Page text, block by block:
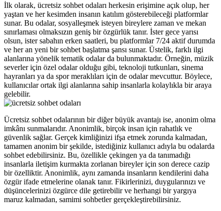
İlk olarak, ücretsiz sohbet odaları herkesin erişimine açık olup, her
yaştan ve her kesimden insanın katılım gösterebileceği platformlar
sunar. Bu odalar, sosyalleşmek isteyen bireylere zaman ve mekan
sınırlaması olmaksızın geniş bir özgürlük tanır. İster gece yarısı
olsun, ister sabahın erken saatleri, bu platformlar 7/24 aktif durumda
ve her an yeni bir sohbet başlatma şansı sunar. Üstelik, farklı ilgi
alanlarına yönelik tematik odalar da bulunmaktadır. Örneğin, müzik
severler için özel odalar olduğu gibi, teknoloji tutkunları, sinema
hayranları ya da spor meraklıları için de odalar mevcuttur. Böylece,
kullanıcılar ortak ilgi alanlarına sahip insanlarla kolaylıkla bir araya
gelebilir.
Ücretsiz sohbet odalarının bir diğer büyük avantajı ise, anonim olma
imkânı sunmalarıdır. Anonimlik, birçok insan için rahatlık ve
güvenlik sağlar. Gerçek kimliğinizi ifşa etmek zorunda kalmadan,
tamamen anonim bir şekilde, istediğiniz kullanıcı adıyla bu odalarda
sohbet edebilirsiniz. Bu, özellikle çekingen ya da tanımadığı
insanlarla iletişim kurmakta zorlanan bireyler için son derece cazip
bir özelliktir. Anonimlik, aynı zamanda insanların kendilerini daha
özgür ifade etmelerine olanak tanır. Fikirlerinizi, duygularınızı ve
düşüncelerinizi özgürce dile getirebilir ve herhangi bir yargıya
maruz kalmadan, samimi sohbetler gerçekleştirebilirsiniz.